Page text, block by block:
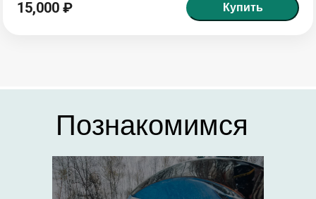
Познакомимся